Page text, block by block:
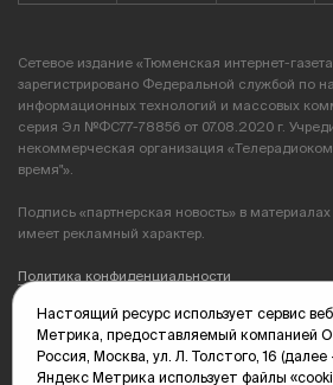
Сетевое издание «Тюменская интернет-газета
зарегистрировано Федеральной службой по
информационных технологий и массовых
серия Эл №ФС77-78856 от 07.08.2020 г.
некоммерческая организация
время"».
Подпись «партнерская новость» в
имеет рекламный характер.
Политика конфиденциальности
Редакция: 625035, Тюмень, пр.
(3452) 68-89-05
edit@vsluh.ru
Настоящий ресурс использует сервис
Метрика, предоставляемый компанией
Россия, Москва, ул. Л. Толстого, 16
Яндекс Метрика использует файлы